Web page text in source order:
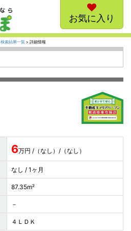
お気に入り
検索結果一覧 > 詳細情報
6万円 /（なし）/（なし）
なし / 1ヶ月
87.35m²
－
４ＬＤＫ